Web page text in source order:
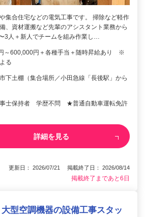
集合住宅などの電気工事です。 掃除など軽作
、資材運搬など先輩のアシスタント業務から
3人＋新人でチームを組み作業し…
～600,000円＋各種手当＋随時昇給あり ※
る
下土棚（集合場所／小田急線「長後駅」から
事士保持者 学歴不問 ★普通自動車運転免許
詳細を見る
更新日： 2026/07/21 掲載終了日： 2026/08/14
掲載終了まであと6日
型空調機器の設備工事スタッ